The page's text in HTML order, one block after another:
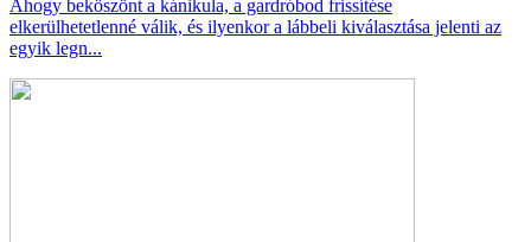
Ahogy beköszönt a kánikula, a gardróbod frissítése
elkerülhetetlenné válik, és ilyenkor a lábbeli kiválasztása jelenti az
egyik legn...